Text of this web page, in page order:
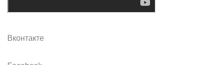
Вконтакте